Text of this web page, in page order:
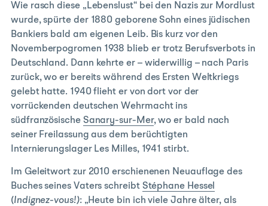
Wie rasch diese „Lebenslust“ bei den Nazis zur Mordlust
wurde, spürte der 1880 geborene Sohn eines jüdischen
Bankiers bald am eigenen Leib. Bis kurz vor den
Novemberpogromen 1938 blieb er trotz Berufsverbots in
Deutschland. Dann kehrte er – widerwillig – nach Paris
zurück, wo er bereits während des Ersten Weltkriegs
gelebt hatte. 1940 flieht er von dort vor der
vorrückenden deutschen Wehrmacht ins
südfranzösische Sanary-sur-Mer, wo er bald nach
seiner Freilassung aus dem berüchtigten
Internierungslager Les Milles, 1941 stirbt.
Im Geleitwort zur 2010 erschienenen Neuauflage des
Buches seines Vaters schreibt Stéphane Hessel
(Indignez-vous!): „Heute bin ich viele Jahre älter, als